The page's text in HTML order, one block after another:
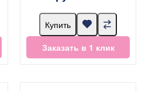
Купить
Заказать в 1 клик